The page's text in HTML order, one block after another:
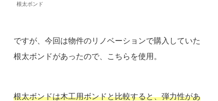
根太ボンド
ですが、今回は物件のリノベーションで購入していた
根太ボンドがあったので、こちらを使用。
根太ボンドは木工用ボンドと比較すると、弾力性があ